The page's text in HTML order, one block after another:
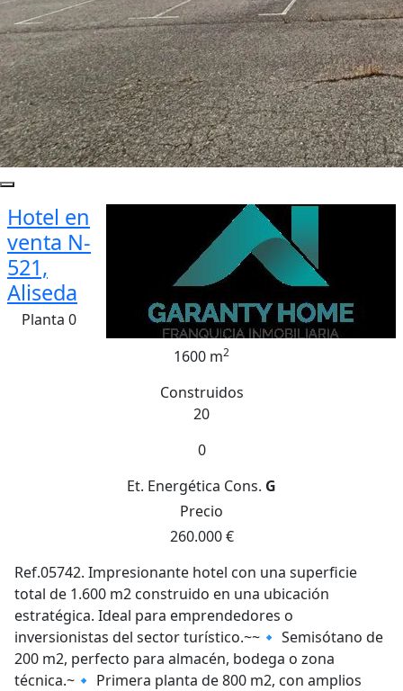
Hotel en
venta N-
521,
Aliseda
Planta 0
1600 m2
Construidos
20
0
Et. Energética Cons. G
Precio
260.000 €
Ref.05742. Impresionante hotel con una superficie
total de 1.600 m2 construido en una ubicación
estratégica. Ideal para emprendedores o
inversionistas del sector turístico.~~🔹 Semisótano de
200 m2, perfecto para almacén, bodega o zona
técnica.~🔹 Primera planta de 800 m2, con amplios